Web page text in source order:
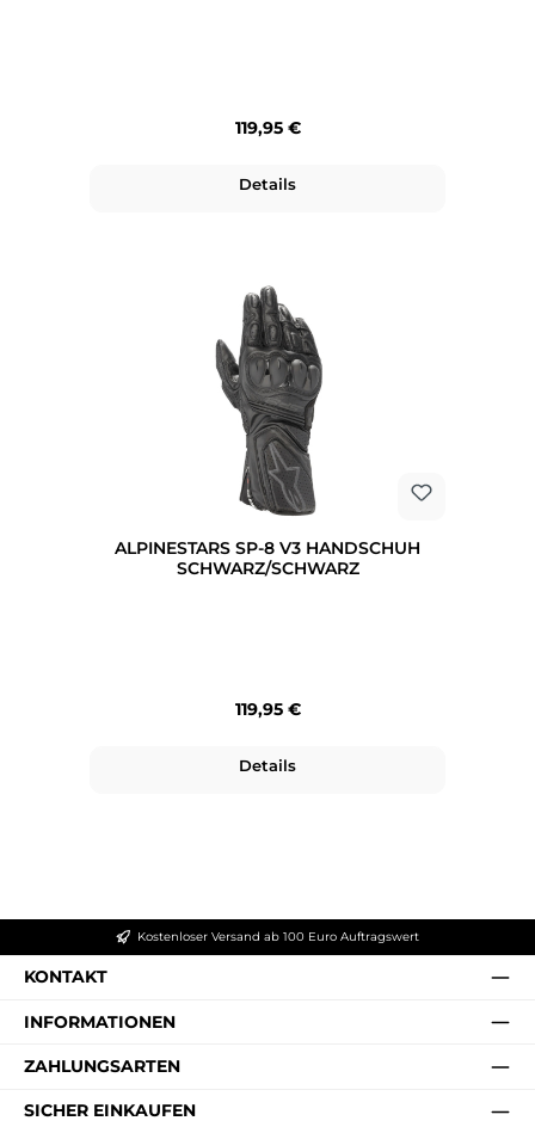
Regulärer Preis:
119,95 €
Details
ALPINESTARS SP-8 V3 HANDSCHUH
SCHWARZ/SCHWARZ
Regulärer Preis:
119,95 €
Details
Kostenloser Versand ab 100 Euro Auftragswert
KONTAKT
INFORMATIONEN
ZAHLUNGSARTEN
SICHER EINKAUFEN